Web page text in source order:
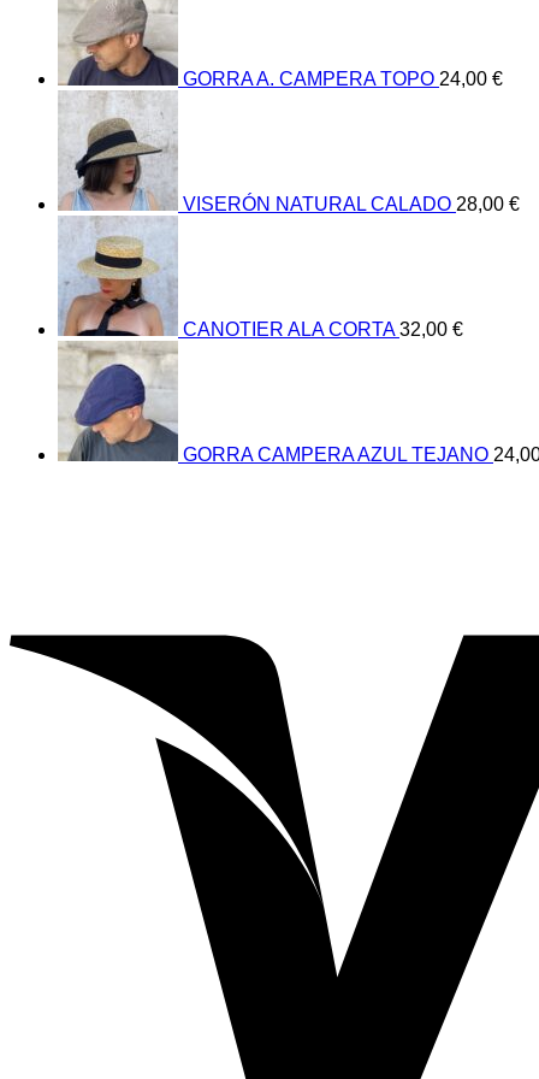
GORRA A. CAMPERA TOPO 24,00 €
VISERÓN NATURAL CALADO 28,00 €
CANOTIER ALA CORTA 32,00 €
GORRA CAMPERA AZUL TEJANO